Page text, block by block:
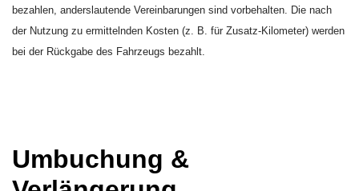
bezahlen, anderslautende Vereinbarungen sind vorbehalten. Die nach
der Nutzung zu ermittelnden Kosten (z. B. für Zusatz-Kilometer) werden
bei der Rückgabe des Fahrzeugs bezahlt.
Umbuchung &